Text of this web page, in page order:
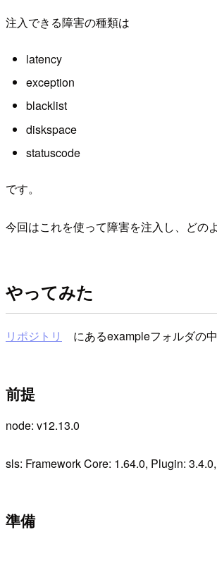
注入できる障害の種類は
latency
exception
blacklist
diskspace
statuscode
です。
今回はこれを使って障害を注入し、どの
やってみた
リポジトリ にあるexampleフォルダの
前提
node: v12.13.0
sls: Framework Core: 1.64.0, Plugin:
準備